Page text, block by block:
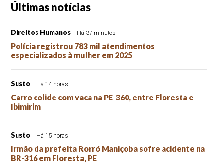
Últimas notícias
Direitos Humanos Há 37 minutos
Polícia registrou 783 mil atendimentos
especializados à mulher em 2025
Susto Há 14 horas
Carro colide com vaca na PE-360, entre Floresta e
Ibimirim
Susto Há 15 horas
Irmão da prefeita Rorró Maniçoba sofre acidente na
BR-316 em Floresta, PE